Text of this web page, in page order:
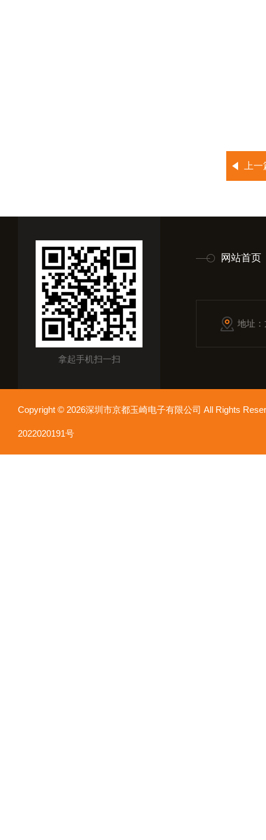
上
拿起手机扫一扫
网站首页
地址
Copyright © 2026深圳市京都玉崎电子有限公司 All Rights
2022020191号